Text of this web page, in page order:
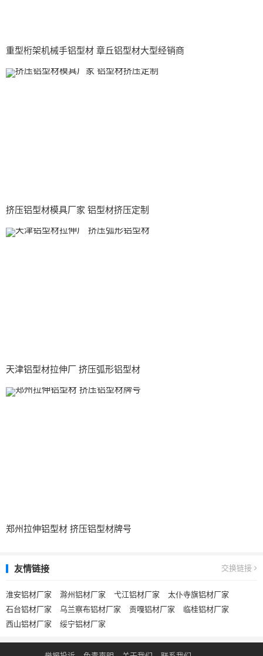
重型桁架机械手铝型材 章丘铝型材大型经销商
挤压铝型材模具厂家 铝型材挤压定制
天津铝型材拉伸厂 挤压弧形铝型材
郑州拉伸铝型材 挤压铝型材牌号
友情链接 交换链接
淮安铝材厂家 滁州铝材厂家 弋江铝材厂家
太仆寺旗铝材厂家
石台铝材厂家
乌兰察布铝材厂家 贡嘎铝材厂家
临桂铝材厂家
西山铝材厂家
绥宁铝材厂家